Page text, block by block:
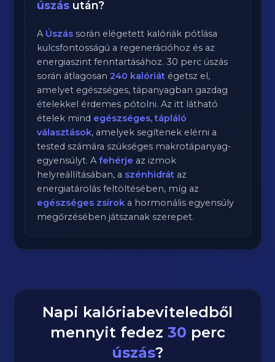
úszás után?
A Úszás során elégetett kalóriák pótlása
kulcsfontosságú a regenerációhoz és az
energiaszint fenntartásához.30 perc úszás
során átlagosan240 kalóriát égetsz el,
amelyet egészséges, tápanyagban gazdag
ételekkel érdemes pótolni. Az itt látható
ételek mind egészséges, tápláló
választások, amelyek segítenek elérni a
tested számára szükséges makrotápanyag-
egyensúlyt. Afehérje az izmok
helyreállításában, a szénhidrát az
energiatárolás feltöltésében, míg az
egészséges zsírok a hormonális egyensúly
megőrzésében játszanak szerepet.
Napi kalóriabeviteledből
mennyit fedez 30 perc
úszás?